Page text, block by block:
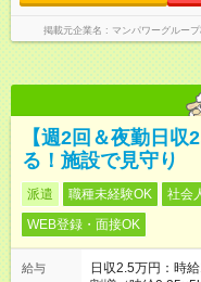
掲載元企業名 マンパワーグルー
【週2回＆夜勤日
る！施設で見守り
派遣 職種未経験OK 社会
WEB登録・面接OK
給与
日収2.5万円：時